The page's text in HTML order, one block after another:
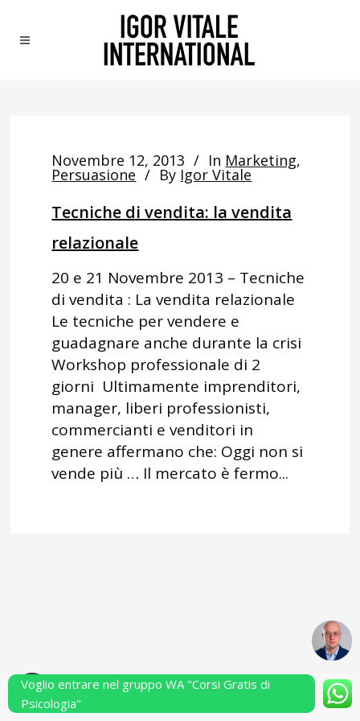
Novembre 12, 2013 In Marketing,
Persuasione By Igor Vitale
Tecniche di vendita: la vendita
relazionale
20 e 21 Novembre 2013 – Tecniche
di vendita : La vendita relazionale
Le tecniche per vendere e
guadagnare anche durante la crisi
Workshop professionale di 2
giorni Ultimamente imprenditori,
manager, liberi professionisti,
commercianti e venditori in
genere affermano che: Oggi non si
vende più … Il mercato è fermo...
Powered by Performarsi S.a.s.
Voglio entrare nel gruppo WA "Corsi Gratis di
Psicologia"